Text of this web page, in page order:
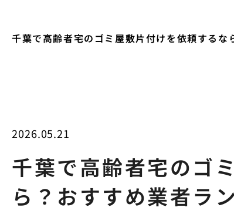
千葉で高齢者宅のゴミ屋敷片付けを依頼するな
2026.05.21
千葉で高齢者宅のゴ
ら？おすすめ業者ラ